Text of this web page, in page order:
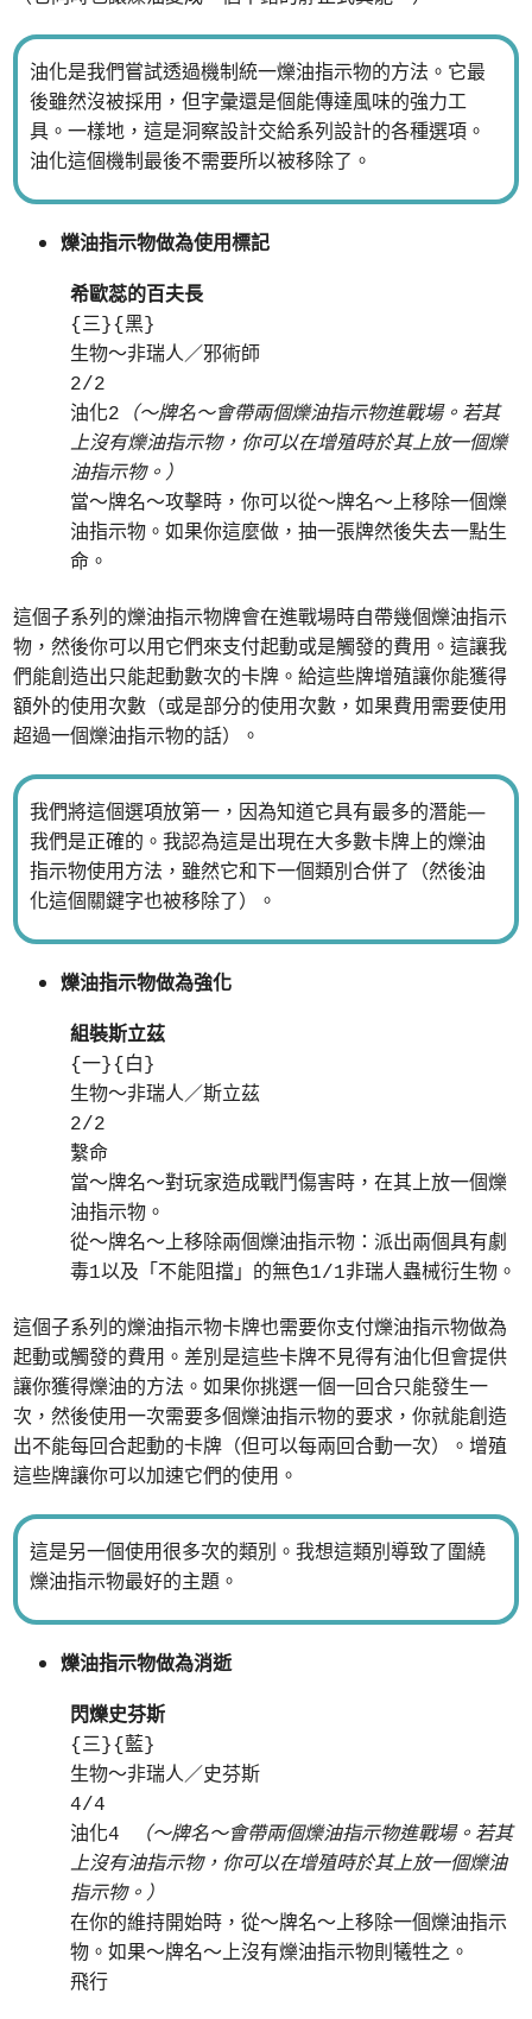
油化是我們嘗試透過機制統一爍油指示物的方法。它最
後雖然沒被採用，但字彙還是個能傳達風味的強力工
具。一樣地，這是洞察設計交給系列設計的各種選項。
油化這個機制最後不需要所以被移除了。
爍油指示物做為使用標記
希歐蕊的百夫長
{三}{黑}
生物～非瑞人／邪術師
2/2
油化2 （～牌名～會帶兩個爍油指示物進戰場。若其
上沒有爍油指示物，你可以在增殖時於其上放一個爍
油指示物。）
當～牌名～攻擊時，你可以從～牌名～上移除一個爍
油指示物。如果你這麼做，抽一張牌然後失去一點生
命。
這個子系列的爍油指示物牌會在進戰場時自帶幾個爍油指示
物，然後你可以用它們來支付起動或是觸發的費用。這讓我
們能創造出只能起動數次的卡牌。給這些牌增殖讓你能獲得
額外的使用次數（或是部分的使用次數，如果費用需要使用
超過一個爍油指示物的話）。
我們將這個選項放第一，因為知道它具有最多的潛能—
我們是正確的。我認為這是出現在大多數卡牌上的爍油
指示物使用方法，雖然它和下一個類別合併了（然後油
化這個關鍵字也被移除了）。
爍油指示物做為強化
組裝斯立茲
{一}{白}
生物～非瑞人／斯立茲
2/2
繫命
當～牌名～對玩家造成戰鬥傷害時，在其上放一個爍
油指示物。
從～牌名～上移除兩個爍油指示物：派出兩個具有劇
毒1以及「不能阻擋」的無色1/1非瑞人蟲械衍生物。
這個子系列的爍油指示物卡牌也需要你支付爍油指示物做為
起動或觸發的費用。差別是這些卡牌不見得有油化但會提供
讓你獲得爍油的方法。如果你挑選一個一回合只能發生一
次，然後使用一次需要多個爍油指示物的要求，你就能創造
出不能每回合起動的卡牌（但可以每兩回合動一次）。增殖
這些牌讓你可以加速它們的使用。
這是另一個使用很多次的類別。我想這類別導致了圍繞
爍油指示物最好的主題。
爍油指示物做為消逝
閃爍史芬斯
{三}{藍}
生物～非瑞人／史芬斯
4/4
油化4
（～牌名～會帶兩個爍油指示物進戰場。若其
上沒有油指示物，你可以在增殖時於其上放一個爍油
指示物。）
在你的維持開始時，從～牌名～上移除一個爍油指示
物。如果～牌名～上沒有爍油指示物則犧牲之。
飛行